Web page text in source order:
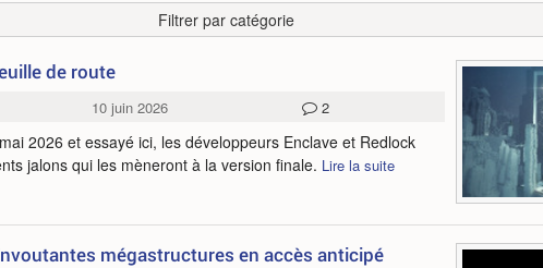
Filtrer par catégorie
de route
10 juin 2026 2
2026 et essayé ici, les développeurs Enclave et Redlock
jalons qui les mèneront à la version finale. Lire la suite
mégastructures en accès anticipé